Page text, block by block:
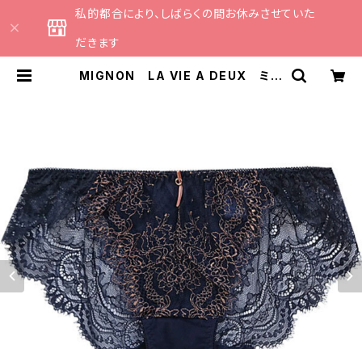
私的都合により、しばらくの間お休みさせていた
だきます
MIGNON LA VIE A DEUX ミニ